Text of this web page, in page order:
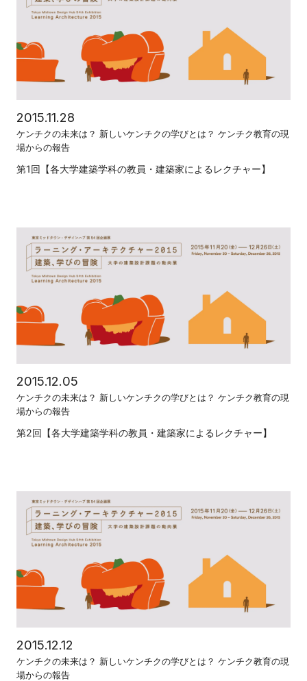
2015.11.28
ケンチクの未来は？ 新しいケンチクの学びとは？ ケンチク教育の現
場からの報告
第1回【各大学建築学科の教員・建築家によるレクチャー】
2015.12.05
ケンチクの未来は？ 新しいケンチクの学びとは？ ケンチク教育の現
場からの報告
第2回【各大学建築学科の教員・建築家によるレクチャー】
2015.12.12
ケンチクの未来は？ 新しいケンチクの学びとは？ ケンチク教育の現
場からの報告